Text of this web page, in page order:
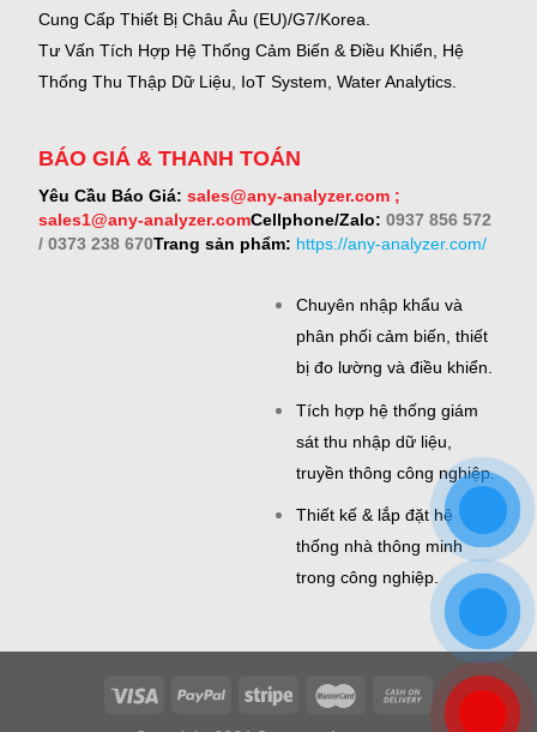
Cung Cấp Thiết Bị Châu Âu (EU)/G7/Korea.
Tư Vấn Tích Hợp Hệ Thống Cảm Biến & Điều Khiển, Hệ
Thống Thu Thập Dữ Liệu, IoT System, Water Analytics.
BÁO GIÁ & THANH TOÁN
Yêu Cầu Báo Giá: sales@any-analyzer.com ;
sales1@any-analyzer.comCellphone/Zalo: 0937 856 572
/ 0373 238 670Trang sản phẩm: https://any-analyzer.com/
Chuyên nhập khẩu và
phân phối cảm biến, thiết
bị đo lường và điều khiển.
Tích hợp hệ thống giám
sát thu nhập dữ liệu,
truyền thông công nghiệp.
Thiết kế & lắp đặt hệ
thống nhà thông minh
trong công nghiệp.